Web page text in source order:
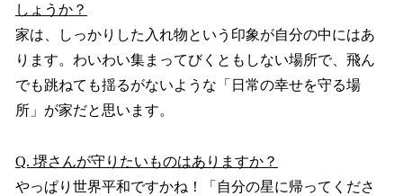
しょうか？
家は、しっかりした入れ物という印象が自分の中にはあ
ります。わいわい集まってびくともしない場所で、飛ん
でも跳ねても揺るがないような「日常の幸せを守る場
所」が家だと思います。
Q. 堺さんが守りたいものはありますか？
やっぱり世界平和ですかね！「自分の星に帰ってくださ